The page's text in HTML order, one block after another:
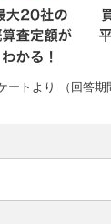
ートより （回答期